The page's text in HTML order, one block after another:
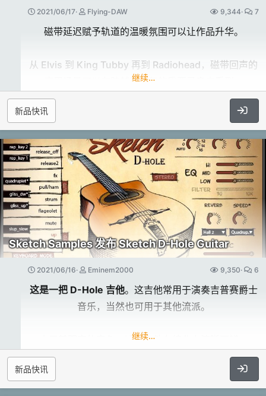
Origins Oud & Qanun
- Staccato
- Spiccato
- Pizzicatos
- Trills
- Bartok...
您可以使用这三个旋钮创建无限量的 EQ 调整。
高频部分​
EP1A EQ 的高频部分为您提供了
以及用于塑造高增强 Q 的带宽旋钮。
...
2021/06/17 Flying-DAW 9,344 7
磁带延迟赋予轨道的温暖氛围可以让作品升华。
从 Elvis 到 King Tubby 再到 Radiohead，磁带回声的
应用场景可以在跨越数十年的重要录音中看到。
模拟磁带延迟的拥有和维护成本很高，虽然插件版本填
补了空白，但它们太过于干净导致了很多人不喜欢。
许多磁带延迟插件可以为您提供逼真的磁带效果，但只
有 Tape Echoes 才能为您提供您记忆里的磁带延迟效
果。
Tape Echoes 充满了所有你需要的脉动色彩和特征，
让你的磁带效果从真正的传奇延续到华丽的模拟。
借助Drive & Dirt功能，您可以毫不费力地为您的音轨
加入尽可能多的摇晃、故障、失真延迟。
这是一款带有复古 Lo-Fi 氛围的插入式失真玩具，绝对
由专家设计，建立在传统基础上​
磁带让人回想起这一传统和Softube偏爱磁带的精神，
我们采取了一如既往的一丝不苟的方法来精确建模，精
继续…
新品快讯
Sketch Samples 发布 Sketch D-Hole Guitar
2021/06/16 Eminem2000 9,350 6
这是一把 D-Hole 吉他。这吉他常用于演奏吉普赛爵士
音乐，当然也可用于其他流派。
由于其明亮的音色，这把吉他在编曲上清晰可辨。
对于录音，
我们使用了高品质麦克风和压电拾音系统。
以提供最大的声音灵活性。
继续…
新品快讯